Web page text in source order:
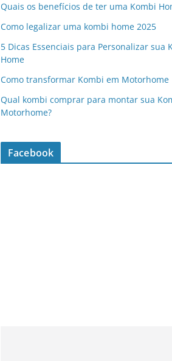
Quais os benefícios de ter uma Kombi
Como legalizar uma kombi home 2025
5 Dicas Essenciais para Personalizar sua
Home
Como transformar Kombi em Motorhome
Qual kombi comprar para montar sua
Motorhome?
Facebook